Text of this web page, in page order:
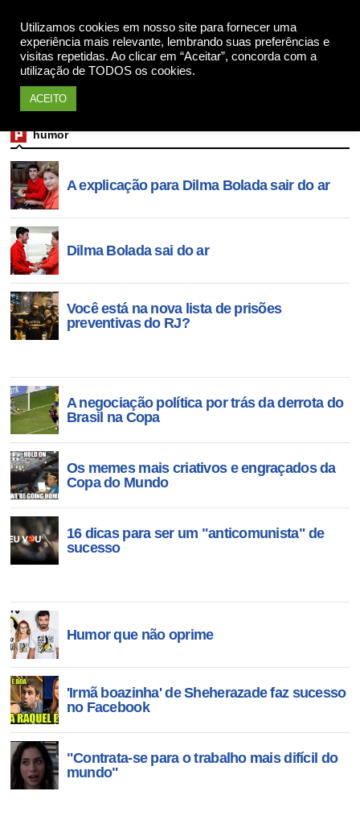
Utilizamos cookies em nosso site para fornecer uma
experiência mais relevante, lembrando suas preferências e
visitas repetidas. Ao clicar em “Aceitar”, concorda com a
utilização de TODOS os cookies.
ACEITO
humor
A explicação para Dilma Bolada sair do ar
Dilma Bolada sai do ar
Você está na nova lista de prisões
preventivas do RJ?
A negociação política por trás da derrota do
Brasil na Copa
Os memes mais criativos e engraçados da
Copa do Mundo
16 dicas para ser um "anticomunista" de
sucesso
Humor que não oprime
'Irmã boazinha' de Sheherazade faz sucesso
no Facebook
"Contrata-se para o trabalho mais difícil do
mundo"